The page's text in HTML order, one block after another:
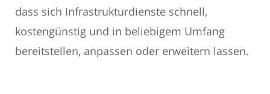
dass sich Infrastrukturdienste schnell,
kostengünstig und in beliebigem Umfang
bereitstellen, anpassen oder erweitern lassen.